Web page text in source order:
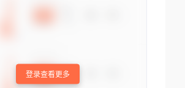
登录查看更多